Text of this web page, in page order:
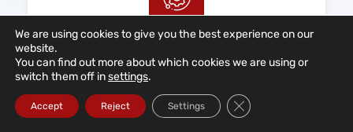
Análise, gestão e optimização de soluções
informáticas, redes e sistemas informáticos
We are using cookies to give you the best experience on our
website.
You can find out more about which cookies we are using or
switch them off insettings.
Accept Reject Settings Close GDPR Cookie